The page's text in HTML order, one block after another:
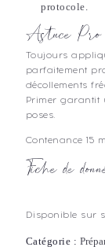
protocole.
Astuce Pro
Toujours
parfaitement
décollements
Primer garantit
poses.
Contenance 15 ml
Fiche de
Disponible sur
Catégorie :